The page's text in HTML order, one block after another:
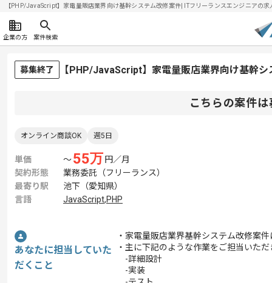
【PHP/JavaScript】家電量販店業界向け基幹システム改修案件| ITフリーランスエンジニアの
企業の方 案件検索
募集終了 【PHP/JavaScript】家電量販店業界向け基幹
こちらの案件
オンライン商談OK 週5日
単価 〜55万 円／月
契約形態
業務委託（フリーランス）
最寄り駅
池下（愛知県）
言語
JavaScript,PHP
あなたに担当していた
だくこと
・家電量販店業界基幹システム改修案
・主に下記のような作業をご担当いただ
-詳細設計
-実装